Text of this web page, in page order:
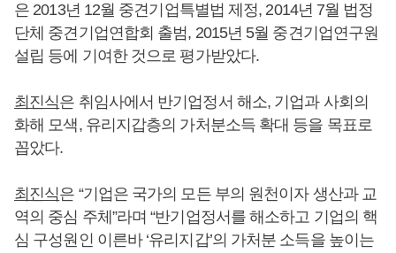
은 2013년 12월 중견기업특별법 제정, 2014년 7월 법정
단체 중견기업연합회 출범, 2015년 5월 중견기업연구원
설립 등에 기여한 것으로 평가받았다.
최진식은 취임사에서 반기업정서 해소, 기업과 사회의
화해 모색, 유리지갑층의 가처분소득 확대 등을 목표로
꼽았다.
최진식은 “기업은 국가의 모든 부의 원천이자 생산과 교
역의 중심 주체”라며 “반기업정서를 해소하고 기업의 핵
심 구성원인 이른바 ‘유리지갑’의 가처분 소득을 높이는